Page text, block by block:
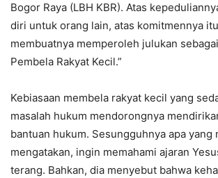
Bogor Raya (LBH KBR). Atas
diri untuk orang lain, atas komitmennya
membuatnya memperoleh julukan
Pembela Rakyat Kecil.”
Kebiasaan membela rakyat kecil yang
masalah hukum mendorongnya
bantuan hukum. Sesungguhnya apa yang
mengatakan, ingin memahami ajaran
terang. Bahkan, dia menyebut bahwa